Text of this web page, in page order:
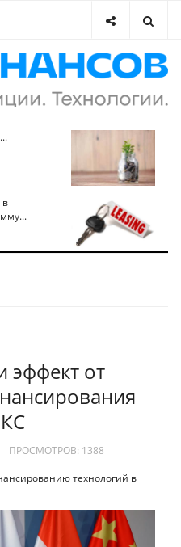
в
эффект от
ПРОСМОТРОВ: 1388
технологий в